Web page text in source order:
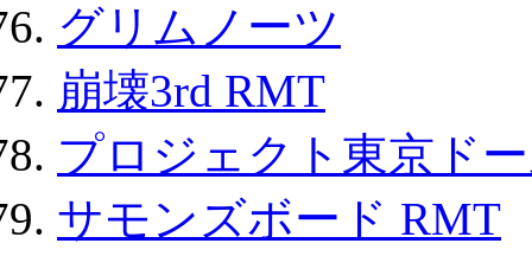
グリムノーツ
崩壊3rd RMT
プロジェクト東京ド
サモンズボード RMT